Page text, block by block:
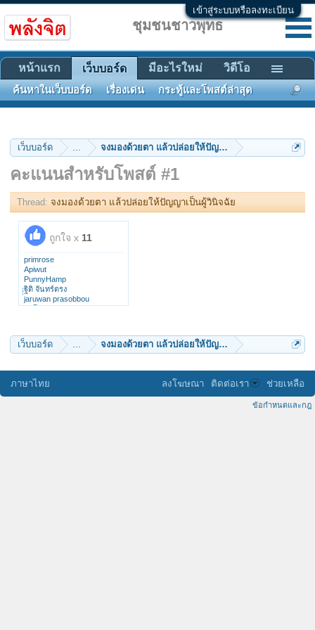
เข้าสู่ระบบหรือลงทะเบียน
เว็บบอร์ด ... จงมองด้วยตา แล้วปล่อยให้ปัญญาเป็นผู้วินิจฉัย
คะแนนสำหรับโพสต์ #1
Thread: จงมองด้วยตา แล้วปล่อยให้ปัญญาเป็นผู้วินิจฉัย
ถูกใจ x 11
primrose
Apiwut
PunnyHamp
ฐิติ จันทร์ตรง
่่่่jaruwan prasobbou
ละโศก
อภิราม
ยุพา
เว็บบอร์ด ... จงมองด้วยตา แล้วปล่อยให้ปัญญาเป็นผู้วินิจฉัย
ชุมชนชาวพุทธ
หน้าแรก เว็บบอร์ด
ค้นหาในเว็บบอร์ด เรื่องเด่น กระทู้และโพสต์ล่าสุด
มีอะไรใหม่ วิดีโอ
ภาษาไทย ลงโฆษณา ติดต่อเรา ช่วยเหลือ
ข้อกำหนดและกฎ